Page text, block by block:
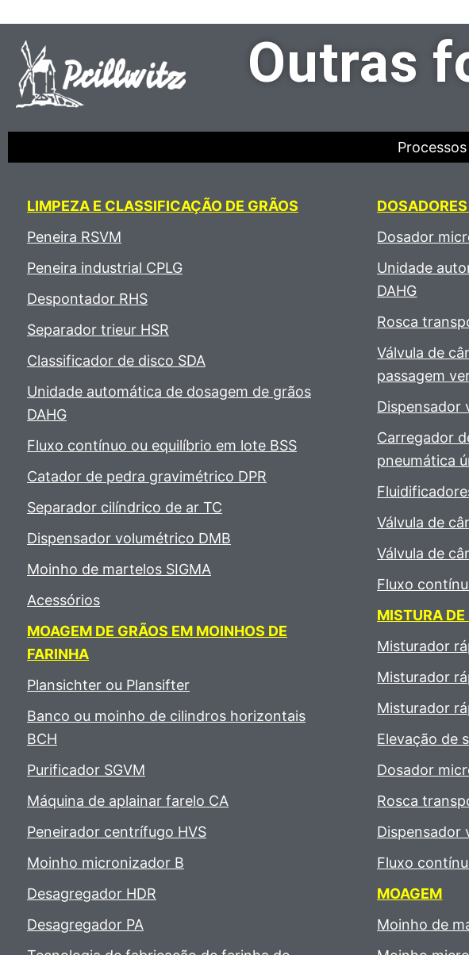
Outras
LIMPEZA E CLASSIFICAÇÃO DE GRÃOS
Peneira RSVM
Peneira industrial CPLG
Despontador RHS
Separador trieur HSR
Classificador de disco SDA
Unidade automática de dosagem de grãos
DAHG
Fluxo contínuo ou equilíbrio em lote BSS
Catador de pedra gravimétrico DPR
Separador cilíndrico de ar TC
Dispensador volumétrico DMB
Moinho de martelos SIGMA
Acessórios
MOAGEM DE GRÃOS EM MOINHOS DE
FARINHA
Plansichter ou Plansifter
Banco ou moinho de cilindros horizontais
BCH
Purificador SGVM
Máquina de aplainar farelo CA
Peneirador centrífugo HVS
Moinho micronizador B
Desagregador HDR
Desagregador PA
Dosador
Unidade
DAHG
Rosca
Válvula de
passagem
Dispensador
Carregador
pneumática
Válvula de
Válvula de
Fluxo
MISTURA DE
Misturador
Misturador
Misturador
Elevação de
Dosador
Rosca
Dispensador
Fluxo
MOAGEM
Moinho de